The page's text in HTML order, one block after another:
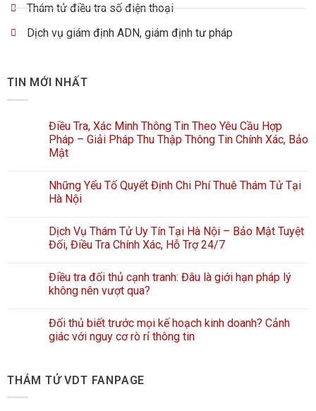
Thám tử điều tra số điện thoại
Dịch vụ giám định ADN, giám định tư pháp
TIN MỚI NHẤT
Điều Tra, Xác Minh Thông Tin Theo Yêu Cầu Hợp
Pháp – Giải Pháp Thu Thập Thông Tin Chính Xác, Bảo
Mật
Những Yếu Tố Quyết Định Chi Phí Thuê Thám Tử Tại
Hà Nội
Dịch Vụ Thám Tử Uy Tín Tại Hà Nội – Bảo Mật Tuyệt
Đối, Điều Tra Chính Xác, Hỗ Trợ 24/7
Điều tra đối thủ cạnh tranh: Đâu là giới hạn pháp lý
không nên vượt qua?
Đối thủ biết trước mọi kế hoạch kinh doanh? Cảnh
giác với nguy cơ rò rỉ thông tin
THÁM TỬ VDT FANPAGE